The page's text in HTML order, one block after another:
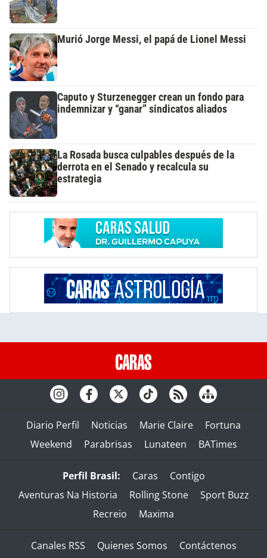
Murió Jorge Messi, el papá de Lionel Messi
Caputo y Sturzenegger crean un fondo para
indemnizar y “ganar” sindicatos aliados
La Rosada busca culpables después de la
derrota en el Senado y recalcula su
estrategia
Diario Perfil Noticias Marie Claire
Fortuna
Weekend
Parabrisas Lunateen BATimes
Perfil Brasil: Caras
Contigo
Aventuras Na Historia
Rolling Stone
Sport Buzz
Recreio
Maxima
Canales RSS Quienes Somos Contáctenos